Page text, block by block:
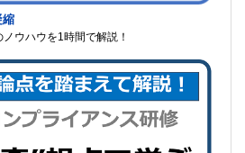
縮
ウハウを1時間で解説！